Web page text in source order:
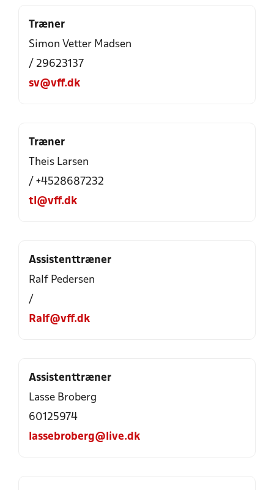
Træner
Simon Vetter Madsen
/ 29623137
sv@vff.dk
Træner
Theis Larsen
/ +4528687232
tl@vff.dk
Assistenttræner
Ralf Pedersen
/
Ralf@vff.dk
Assistenttræner
Lasse Broberg
60125974
lassebroberg@live.dk